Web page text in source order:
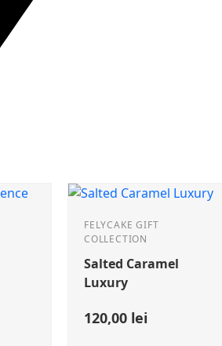
FELYCAKE GIFT
COLLECTION
Salted Caramel
Luxury
120,00 lei